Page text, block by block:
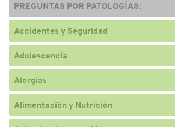
PREGUNTAS POR PATOLOGÍAS:
Accidentes y Seguridad
Adolescencia
Alergias
Alimentación y Nutrición